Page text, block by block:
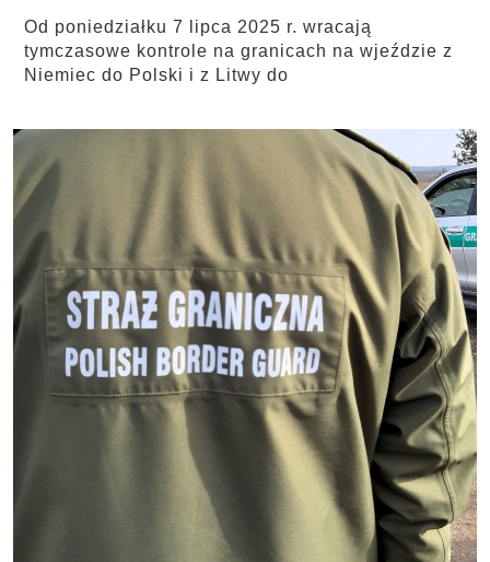
Od poniedziałku 7 lipca 2025 r. wracają
tymczasowe kontrole na granicach na wjeździe z
Niemiec do Polski i z Litwy do